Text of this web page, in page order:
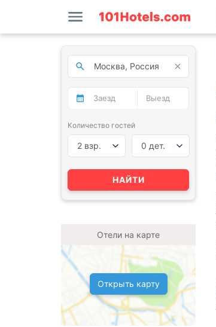
Количество гостей
2 взр. 0 дет.
НАЙТИ
Отели на карте
Открыть карту